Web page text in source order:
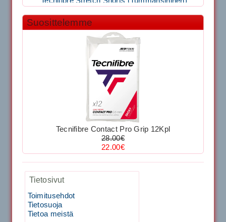
1,999.00€
40883 Harjasosa hiekkanurmiharjaan
29.00€
Vaihto harjasosa hie...
Kirschbaum Flash Shark 200m
129.00€ 115.00€
Käsiystäv&...
Tecnifibre Classic Sukka 3pr
39.50€ 29.00€
Kirschbaum Flash Shark 200m
129.00€ 115.00€
Tecnifibre Sukka 3pr matala varsi / Valkoinen
Tecnifibre Razor Spin 12m
Suosittelemme
Tecnifibre Contact Pro Grip 12Kpl
28.00€
22.00€
Tietosivut
Toimitusehdot
Tietosuoja
Tietoa meistä